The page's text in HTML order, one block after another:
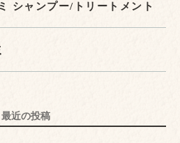
シャンプー/トリートメント
最近の投稿